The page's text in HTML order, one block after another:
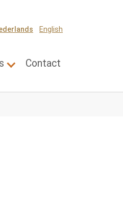
English
Submenu for "Nieuws"
Contact